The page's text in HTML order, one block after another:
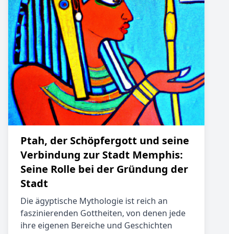
Ptah, der Schöpfergott und seine
Verbindung zur Stadt Memphis:
Seine Rolle bei der Gründung der
Stadt
Die ägyptische Mythologie ist reich an
faszinierenden Gottheiten, von denen jede
ihre eigenen Bereiche und Geschichten